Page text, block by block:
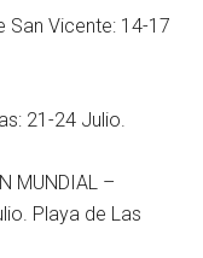
San Vicente: 14-17
21-24 Julio.
MUNDIAL –
Playa de Las